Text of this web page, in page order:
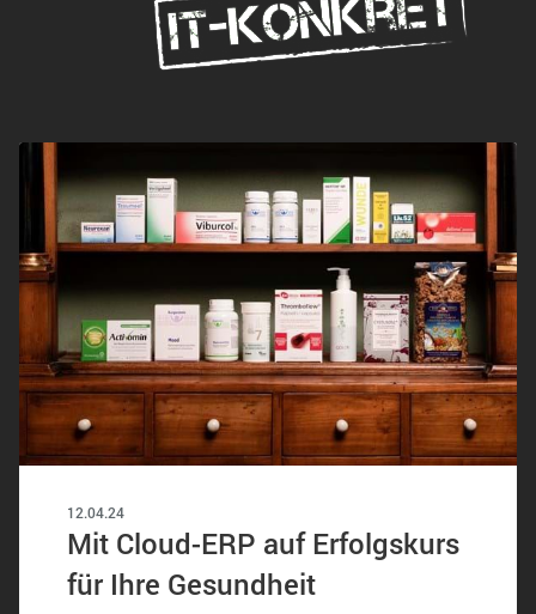
12.04.24
Mit Cloud-ERP auf Erfolgskurs
für Ihre Gesundheit